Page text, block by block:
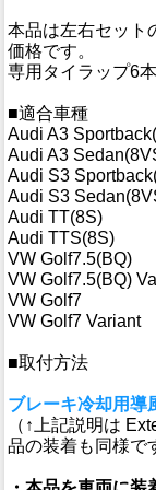
本品は左右セット
価格です。
専用タイラップ6
■適合車種
Audi A3
Audi A3
Audi S3
Audi S3
Audi TT(8S)
Audi TTS(8S)
VW Golf7.5(BQ)
VW Golf7.5(BQ)
VW Golf7
VW Golf7 Variant
■取付方法
ブレーキ冷却用
（↑上記説明は
品の装着も同様で